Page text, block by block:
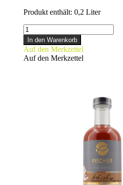
Produkt enthält: 0,2 Liter
GIN
-
klein-
Menge
In den Warenkorb
Auf den Merkzettel
Auf den Merkzettel